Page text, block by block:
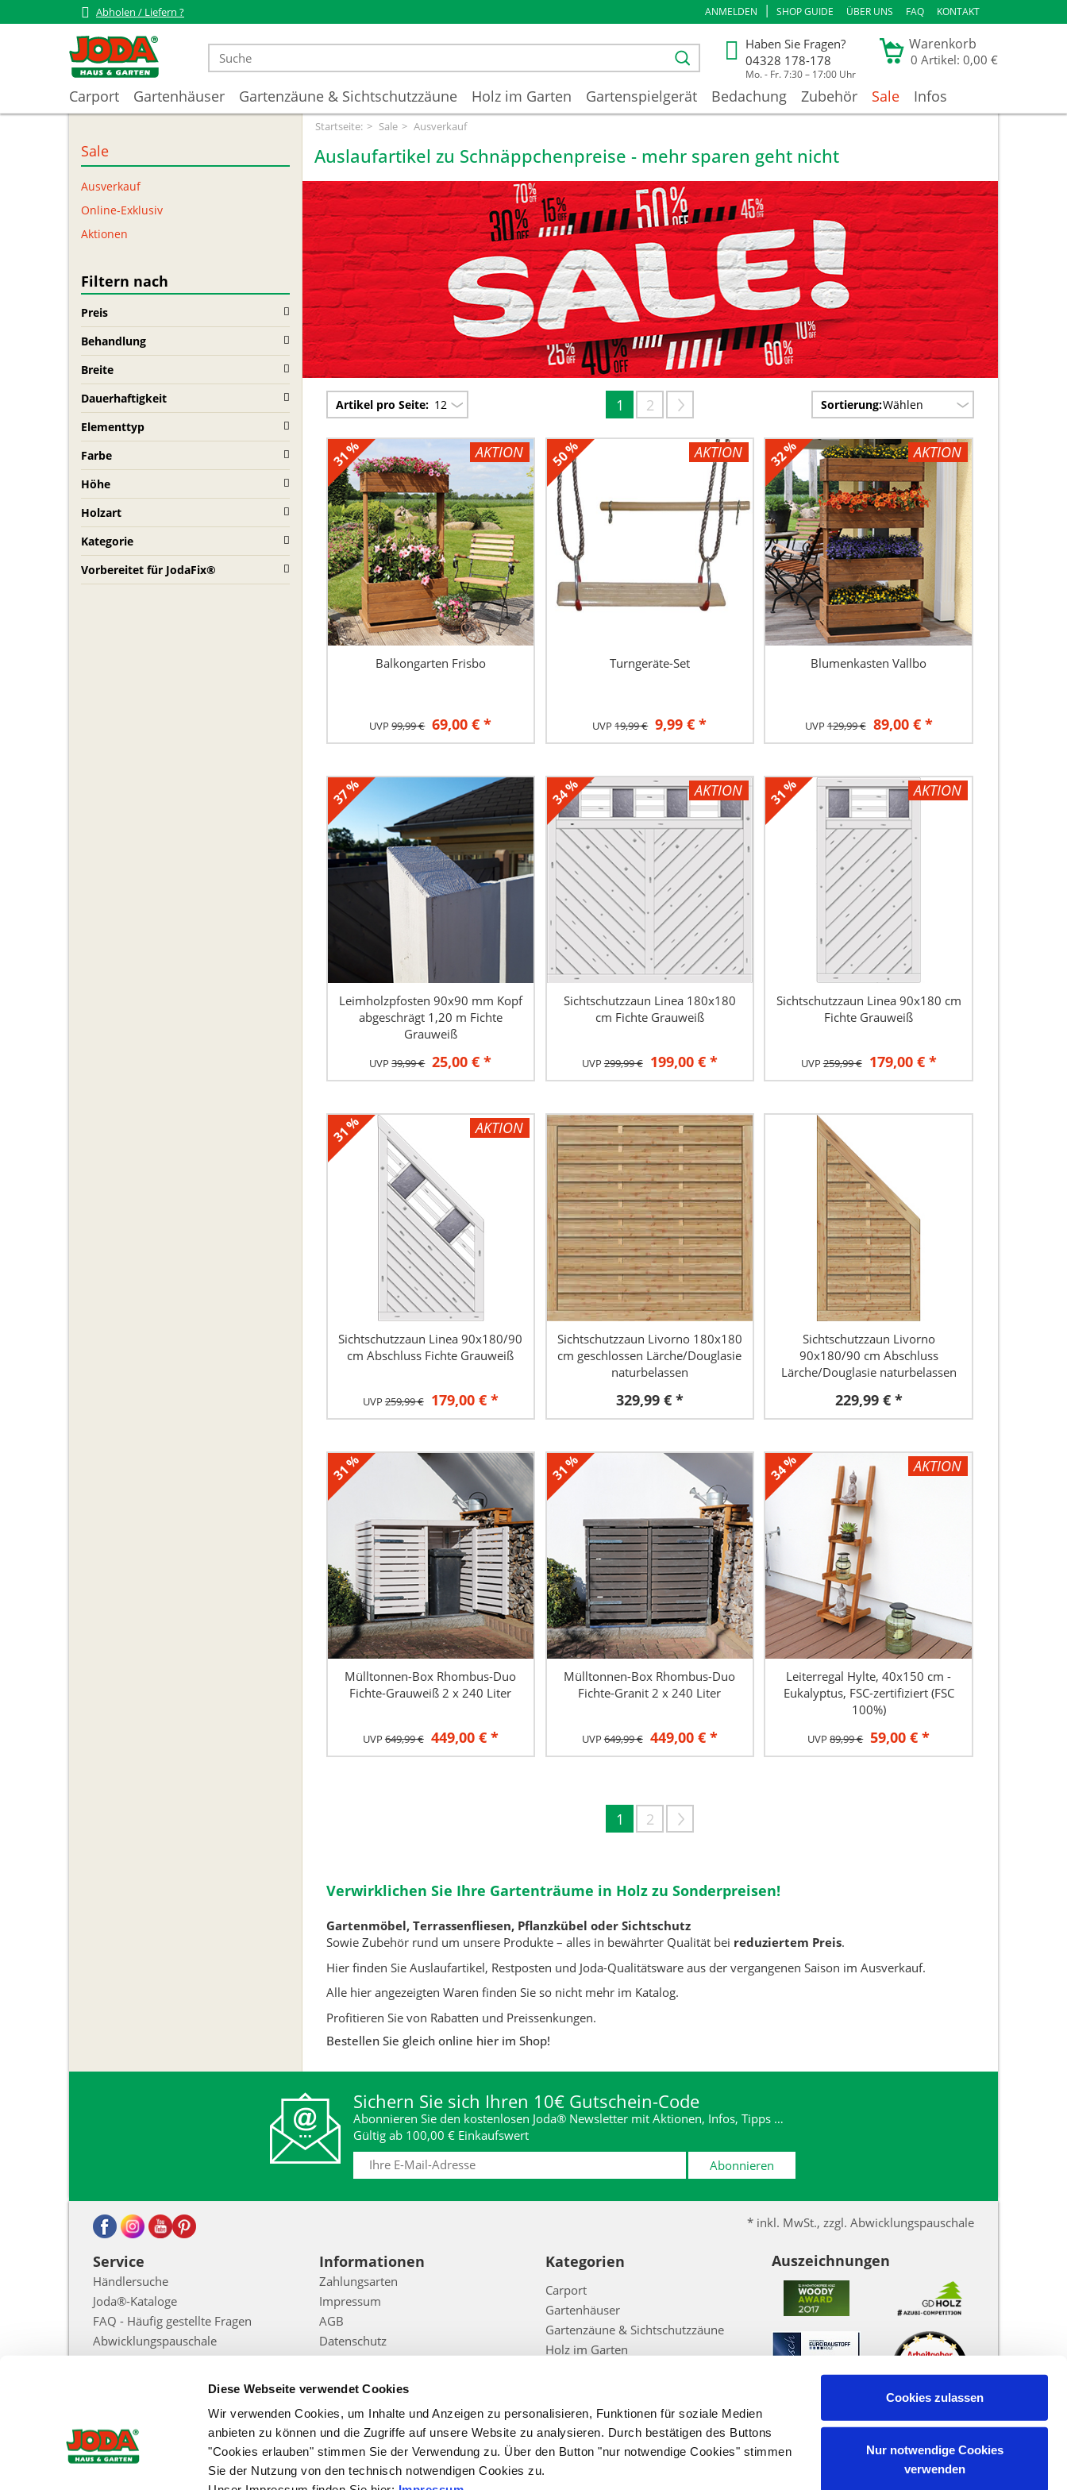
Diese Webseite verwendet Cookies
Wir verwenden Cookies, um Inhalte und Anzeigen zu personalisieren, Funktionen für soziale Medien
anbieten zu können und die Zugriffe auf unsere Website zu analysieren. Durch bestätigen des Buttons
"Cookies erlauben" stimmen Sie der Verwendung zu. Über den Button "nur notwendige Cookies" stimmen
Sie der Nutzung von den technisch notwendigen Cookies zu.
Cookies zulassen
Nur notwendige Cookies
verwenden
Abholen / Liefern ? ANMELDEN | SHOP GUIDE ÜBER UNS FAQ KONTAKT
Warenkorb
0 Artikel: 0,00 €
Haben Sie Fragen?
04328 178-178
Mo. - Fr. 7:30 – 17:00 Uhr
Carport Gartenhäuser Gartenzäune & Sichtschutzzäune Holz im Garten Gartenspielgerät Bedachung Zubehör Sale Infos
Sale
Ausverkauf
Online-Exklusiv
Aktionen
Filtern nach
Preis
Behandlung
Breite
Dauerhaftigkeit
Elementtyp
Farbe
Höhe
Holzart
Kategorie
Vorbereitet für JodaFix®
Startseite: Sale Ausverkauf
Auslaufartikel zu Schnäppchenpreise - mehr sparen geht nicht
1 2 Sortierung:Wählen
Artikel pro Seite: 12
31 % AKTION
Balkongarten Frisbo
UVP99,99 € 69,00 € *
50 % AKTION
Turngeräte-Set
UVP19,99 € 9,99 € *
32 % AKTION
Blumenkasten Vallbo
UVP129,99 € 89,00 € *
37 %
Leimholzpfosten 90x90 mm Kopf
abgeschrägt 1,20 m Fichte
Grauweiß
UVP39,99 € 25,00 € *
34 % AKTION
Sichtschutzzaun Linea 180x180
cm Fichte Grauweiß
UVP299,99 € 199,00 € *
31 % AKTION
Sichtschutzzaun Linea 90x180 cm
Fichte Grauweiß
UVP259,99 € 179,00 € *
31 % AKTION
Sichtschutzzaun Linea 90x180/90
cm Abschluss Fichte Grauweiß
UVP259,99 € 179,00 € *
Sichtschutzzaun Livorno 180x180
cm geschlossen Lärche/Douglasie
naturbelassen
329,99 € *
Sichtschutzzaun Livorno
90x180/90 cm Abschluss
Lärche/Douglasie naturbelassen
229,99 € *
31 %
Mülltonnen-Box Rhombus-Duo
Fichte-Grauweiß 2 x 240 Liter
UVP649,99 € 449,00 € *
31 %
Mülltonnen-Box Rhombus-Duo
Fichte-Granit 2 x 240 Liter
UVP649,99 € 449,00 € *
34 % AKTION
Leiterregal Hylte, 40x150 cm -
Eukalyptus, FSC-zertifiziert (FSC
100%)
UVP89,99 € 59,00 € *
1 2
Verwirklichen Sie Ihre Gartenträume in Holz zu Sonderpreisen!
Gartenmöbel, Terrassenfliesen, Pflanzkübel oder Sichtschutz
Sowie Zubehör rund um unsere Produkte – alles in bewährter Qualität bei reduziertem Preis.
Hier finden Sie Auslaufartikel, Restposten und Joda-Qualitätsware aus der vergangenen Saison im Ausverkauf.
Alle hier angezeigten Waren finden Sie so nicht mehr im Katalog.
Profitieren Sie von Rabatten und Preissenkungen.
Bestellen Sie gleich online hier im Shop!
Sichern Sie sich Ihren 10€ Gutschein-Code
Abonnieren Sie den kostenlosen Joda® Newsletter mit Aktionen, Infos, Tipps …
Gültig ab 100,00 € Einkaufswert
Abonnieren
* inkl. MwSt., zzgl. Abwicklungspauschale
Service
Händlersuche
Joda®-Kataloge
FAQ - Häufig gestellte Fragen
Abwicklungspauschale
Informationen
Zahlungsarten
Impressum
AGB
Datenschutz
Lieferanten
Widerrufsbelehrung
Kontakt
Cookieoptionen
Zur Echtheit der Bewertungen
Kategorien
Carport
Gartenhäuser
Gartenzäune & Sichtschutzzäune
Holz im Garten
Zubehör
Sale
Infos
Auszeichnungen